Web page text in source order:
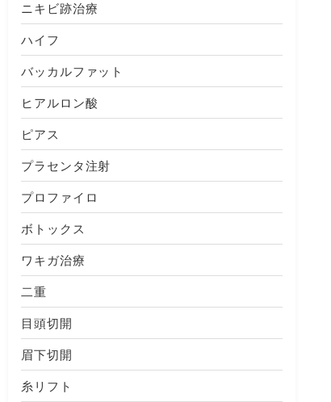
ニキビ跡治療
ハイフ
バッカルファット
ヒアルロン酸
ピアス
プラセンタ注射
プロファイロ
ボトックス
ワキガ治療
二重
目頭切開
眉下切開
糸リフト